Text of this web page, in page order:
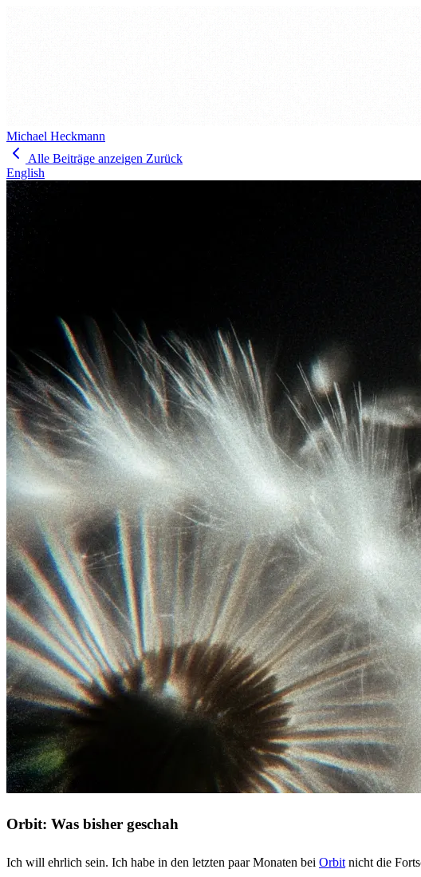
Michael Heckmann
Alle Beiträge anzeigen Zurück
English
Orbit: Was bisher geschah
Ich will ehrlich sein. Ich habe in den letzten paar Monaten bei Orbitnicht die